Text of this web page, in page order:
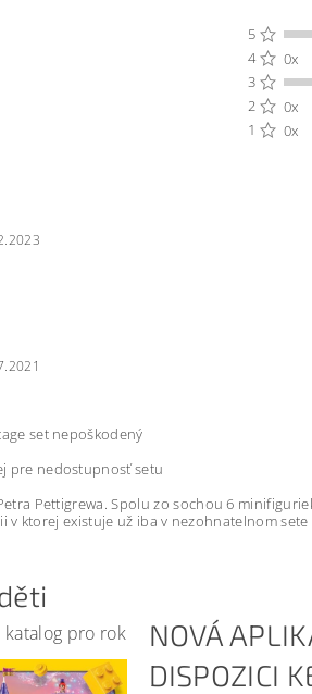
5
4
0x
3
2
0x
1
0x
set nepoškodený
pre nedostupnosť setu
Pettigrewa. Spolu zo sochou 6
v ktorej existuje už iba v nezohnatelnom
katalog pro rok
NOVÁ
DISPOZICI